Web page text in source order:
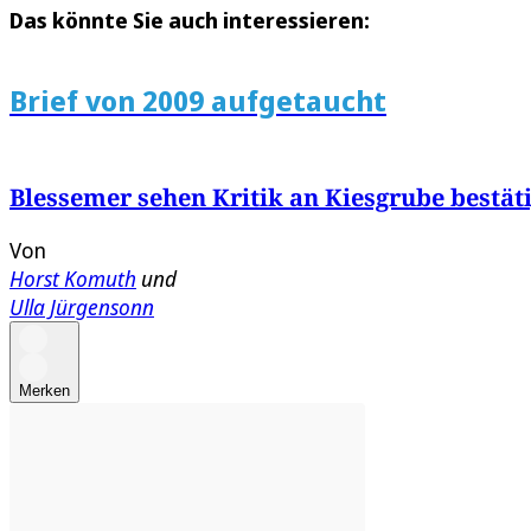
Das könnte Sie auch interessieren:
Brief von 2009 aufgetaucht
Blessemer sehen Kritik an Kiesgrube
Von
Horst Komuth und
Ulla Jürgensonn
Merken